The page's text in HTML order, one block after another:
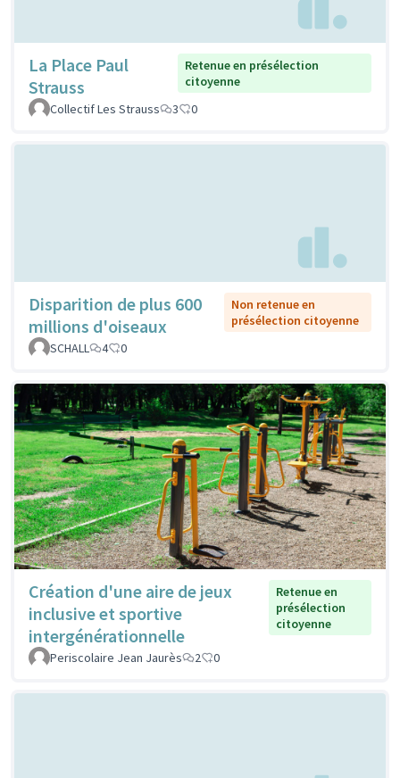
La Place Paul
Strauss
Retenue en présélection
citoyenne
Collectif Les Strauss
3 0
Disparition de plus 600
millions d'oiseaux
Non retenue en
présélection citoyenne
SCHALL
4 0
Création d'une aire de jeux
inclusive et sportive
intergénérationnelle
Retenue en
présélection
citoyenne
Periscolaire Jean Jaurès 2 0